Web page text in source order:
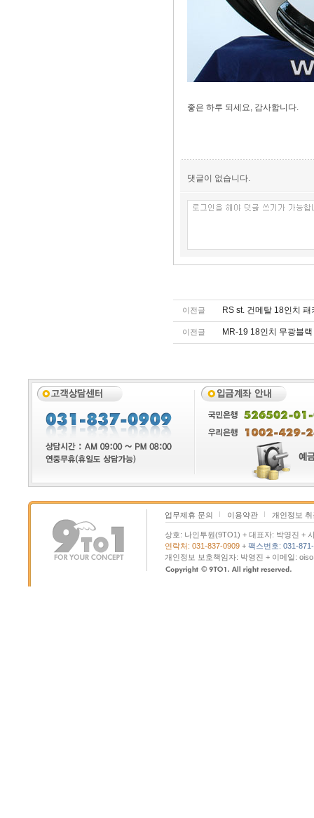
좋은 하루 되세요, 감사합니다.
댓글이 없습니다.
이전글 RS st. 건메탈 18인치 패
이전글 MR-19 18인치 무광블랙
업무제휴 문의 이용약관 개인정보
상호: 나인투원(9TO1) + 대표자: 박영진 +
연락처: 031-837-0909 + 팩스번호: 031-
개인정보 보호책임자: 박영진 + 이메일: